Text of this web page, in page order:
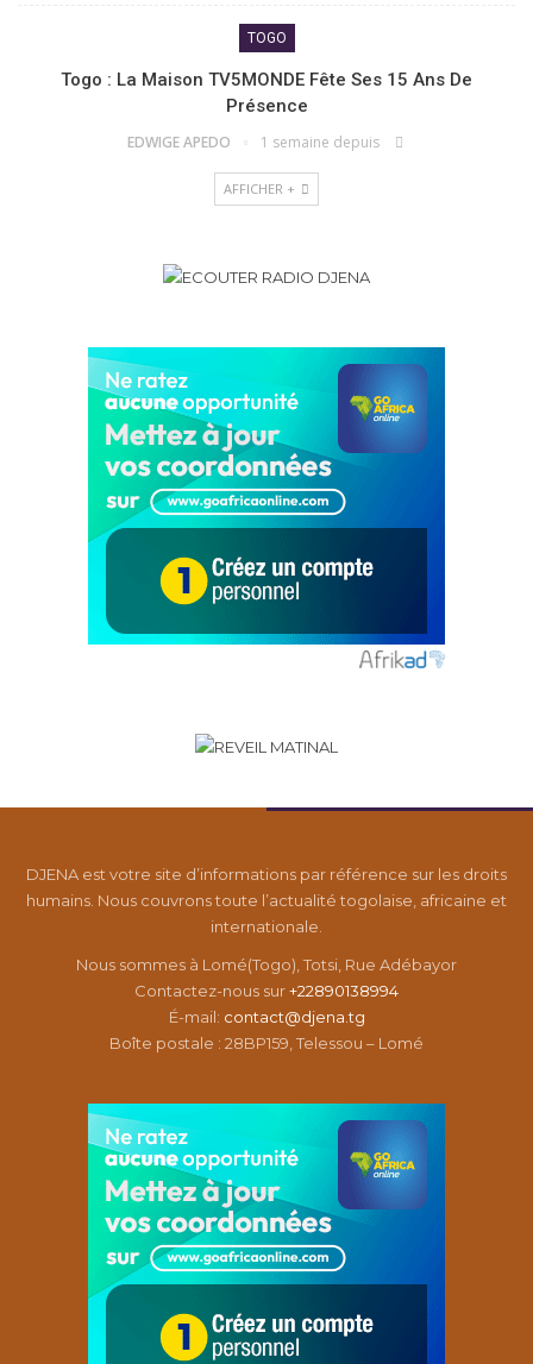
TOGO
Togo : La Maison TV5MONDE Fête Ses 15 Ans De
Présence
EDWIGE APEDO 1 semaine depuis
AFFICHER +
DJENA est votre site d’informations par référence sur les droits
humains. Nous couvrons toute l’actualité togolaise, africaine et
internationale.
Nous sommes à Lomé(Togo), Totsi, Rue Adébayor
Contactez-nous sur+22890138994
É-mail: contact@djena.tg
Boîte postale : 28BP159, Telessou – Lomé